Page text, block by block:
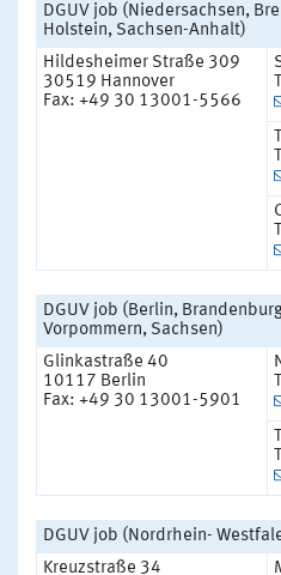
DGUV job (Niedersachsen,
Holstein, Sachsen-Anhalt)
Hildesheimer Straße 309
30519 Hannover
Fax: +49 30 13001-5566
DGUV job (Berlin,
Vorpommern, Sachsen)
Glinkastraße 40
10117 Berlin
Fax: +49 30 13001-5901
DGUV job (Nordrhein-
Kreuzstraße 34